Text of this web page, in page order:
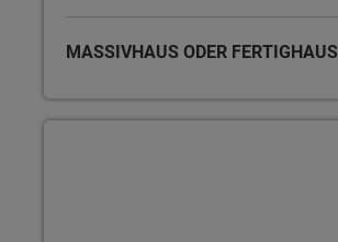
MASSIVHAUS ODER FERTIGHAUS